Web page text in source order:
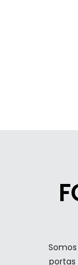
portas